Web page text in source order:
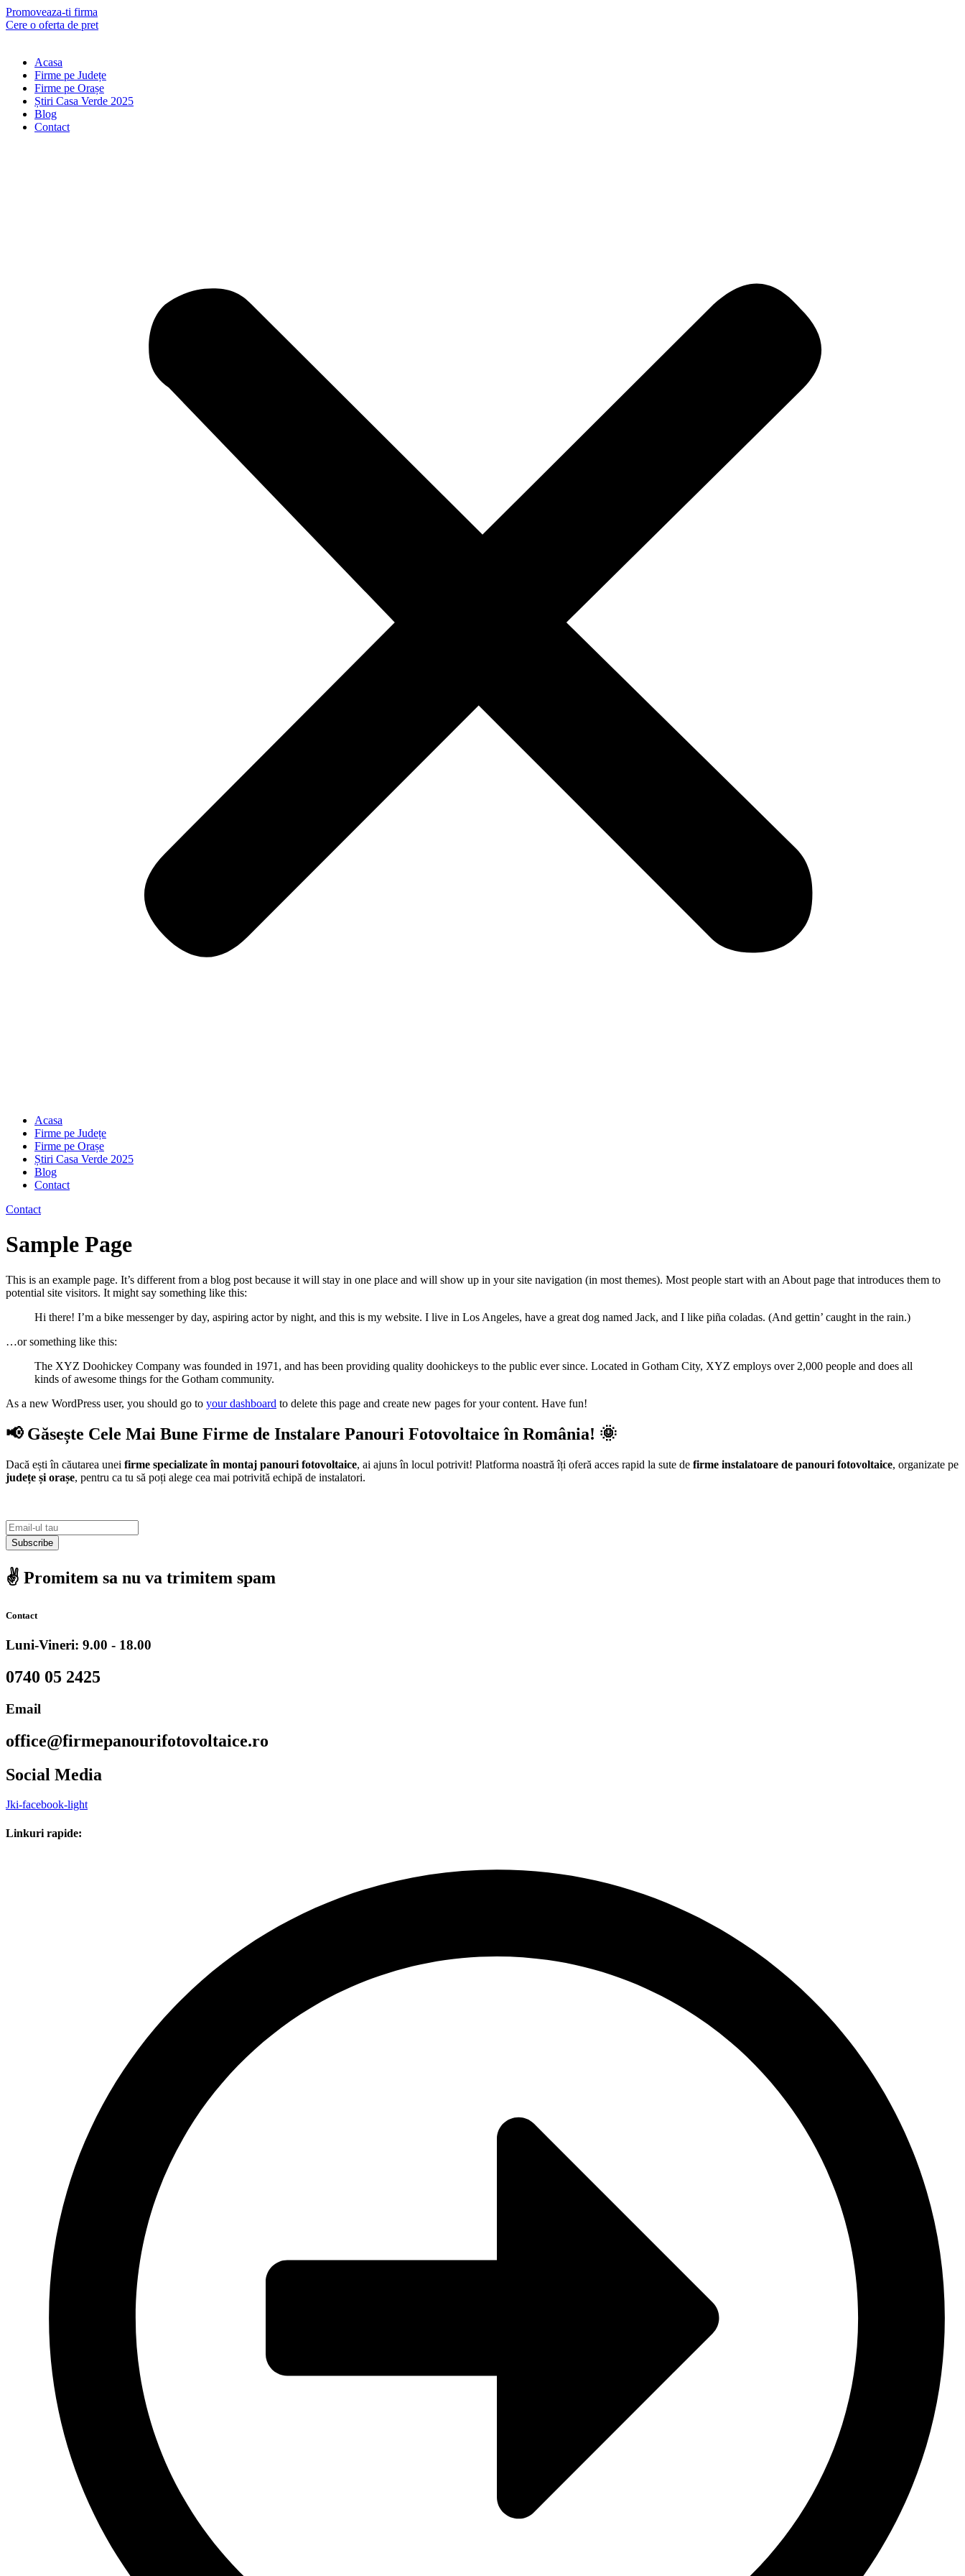
Skip
to
Promoveaza-ti firma
Cere o oferta de pret
Acasa
Firme pe Județe
Firme pe Orașe
Știri Casa Verde 2025
Blog
Contact
Acasa
Firme pe Județe
Firme pe Orașe
Știri Casa Verde 2025
Blog
Contact
Contact
Sample Page
This is an example page. It’s different from a blog post because it will stay in one place and will show up in your site navigation (in most themes). Most people start with an About page that introduces them to
potential site visitors. It might say something like this:
Hi there! I’m a bike messenger by day, aspiring actor by night, and this is my website. I live in Los Angeles, have a great dog named Jack, and I like piña coladas. (And gettin’ caught in the rain.)
…or something like this:
The XYZ Doohickey Company was founded in 1971, and has been providing quality doohickeys to the public ever since. Located in Gotham City, XYZ employs over 2,000 people and does all
kinds of awesome things for the Gotham community.
As a new WordPress user, you should go to your dashboard to delete this page and create new pages for your content. Have fun!
📢 Găsește Cele Mai Bune Firme de Instalare Panouri Fotovoltaice în România! 🌞
Dacă ești în căutarea unei firme specializate în montaj panouri fotovoltaice, ai ajuns în locul potrivit! Platforma noastră îți oferă acces rapid la sute de firme instalatoare de panouri fotovoltaice, organizate pe
județe și orașe, pentru ca tu să poți alege cea mai potrivită echipă de instalatori.
Subscribe
✌️ Promitem sa nu va trimitem spam
Contact
Luni-Vineri: 9.00 - 18.00
0740 05 2425
Email
office@firmepanourifotovoltaice.ro
Social Media
Jki-facebook-light
Linkuri rapide: